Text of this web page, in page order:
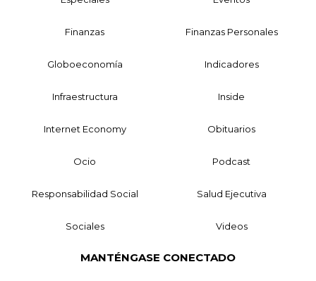
Finanzas Finanzas Personales
Globoeconomía Indicadores
Infraestructura Inside
Internet Economy Obituarios
Ocio Podcast
Responsabilidad Social Salud Ejecutiva
Sociales Videos
MANTÉNGASE CONECTADO